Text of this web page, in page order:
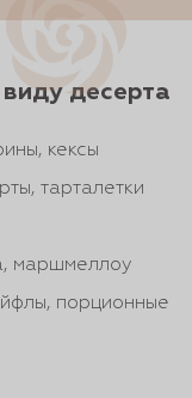
десерта
кексы
тарталетки
маршмеллоу
порционные